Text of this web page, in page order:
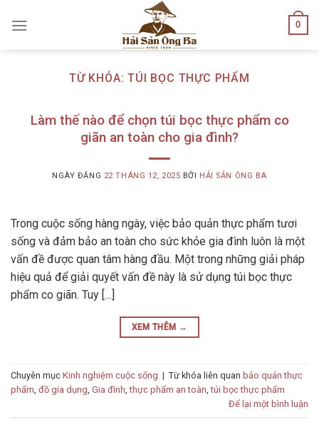
0
TỪ KHÓA:TÚI BỌC THỰC PHẨM
Làm thế nào để chọn túi bọc thực phẩm co
giãn an toàn cho gia đình?
NGÀY ĐĂNG 22 THÁNG 12, 2025 BỞI HẢI SẢN ÔNG BA
Trong cuộc sống hàng ngày, việc bảo quản thực phẩm tươi
sống và đảm bảo an toàn cho sức khỏe gia đình luôn là một
vấn đề được quan tâm hàng đầu. Một trong những giải pháp
hiệu quả để giải quyết vấn đề này là sử dụng túi bọc thực
phẩm co giãn. Tuy […]
XEM THÊM →
Chuyên mục Kinh nghiệm cuộc sống | Từ khóa liên quan bảo quản thực
phẩm, đồ gia dụng, Gia đình,thực phẩm an toàn,túi bọc thực phẩm
Để lại một bình luận